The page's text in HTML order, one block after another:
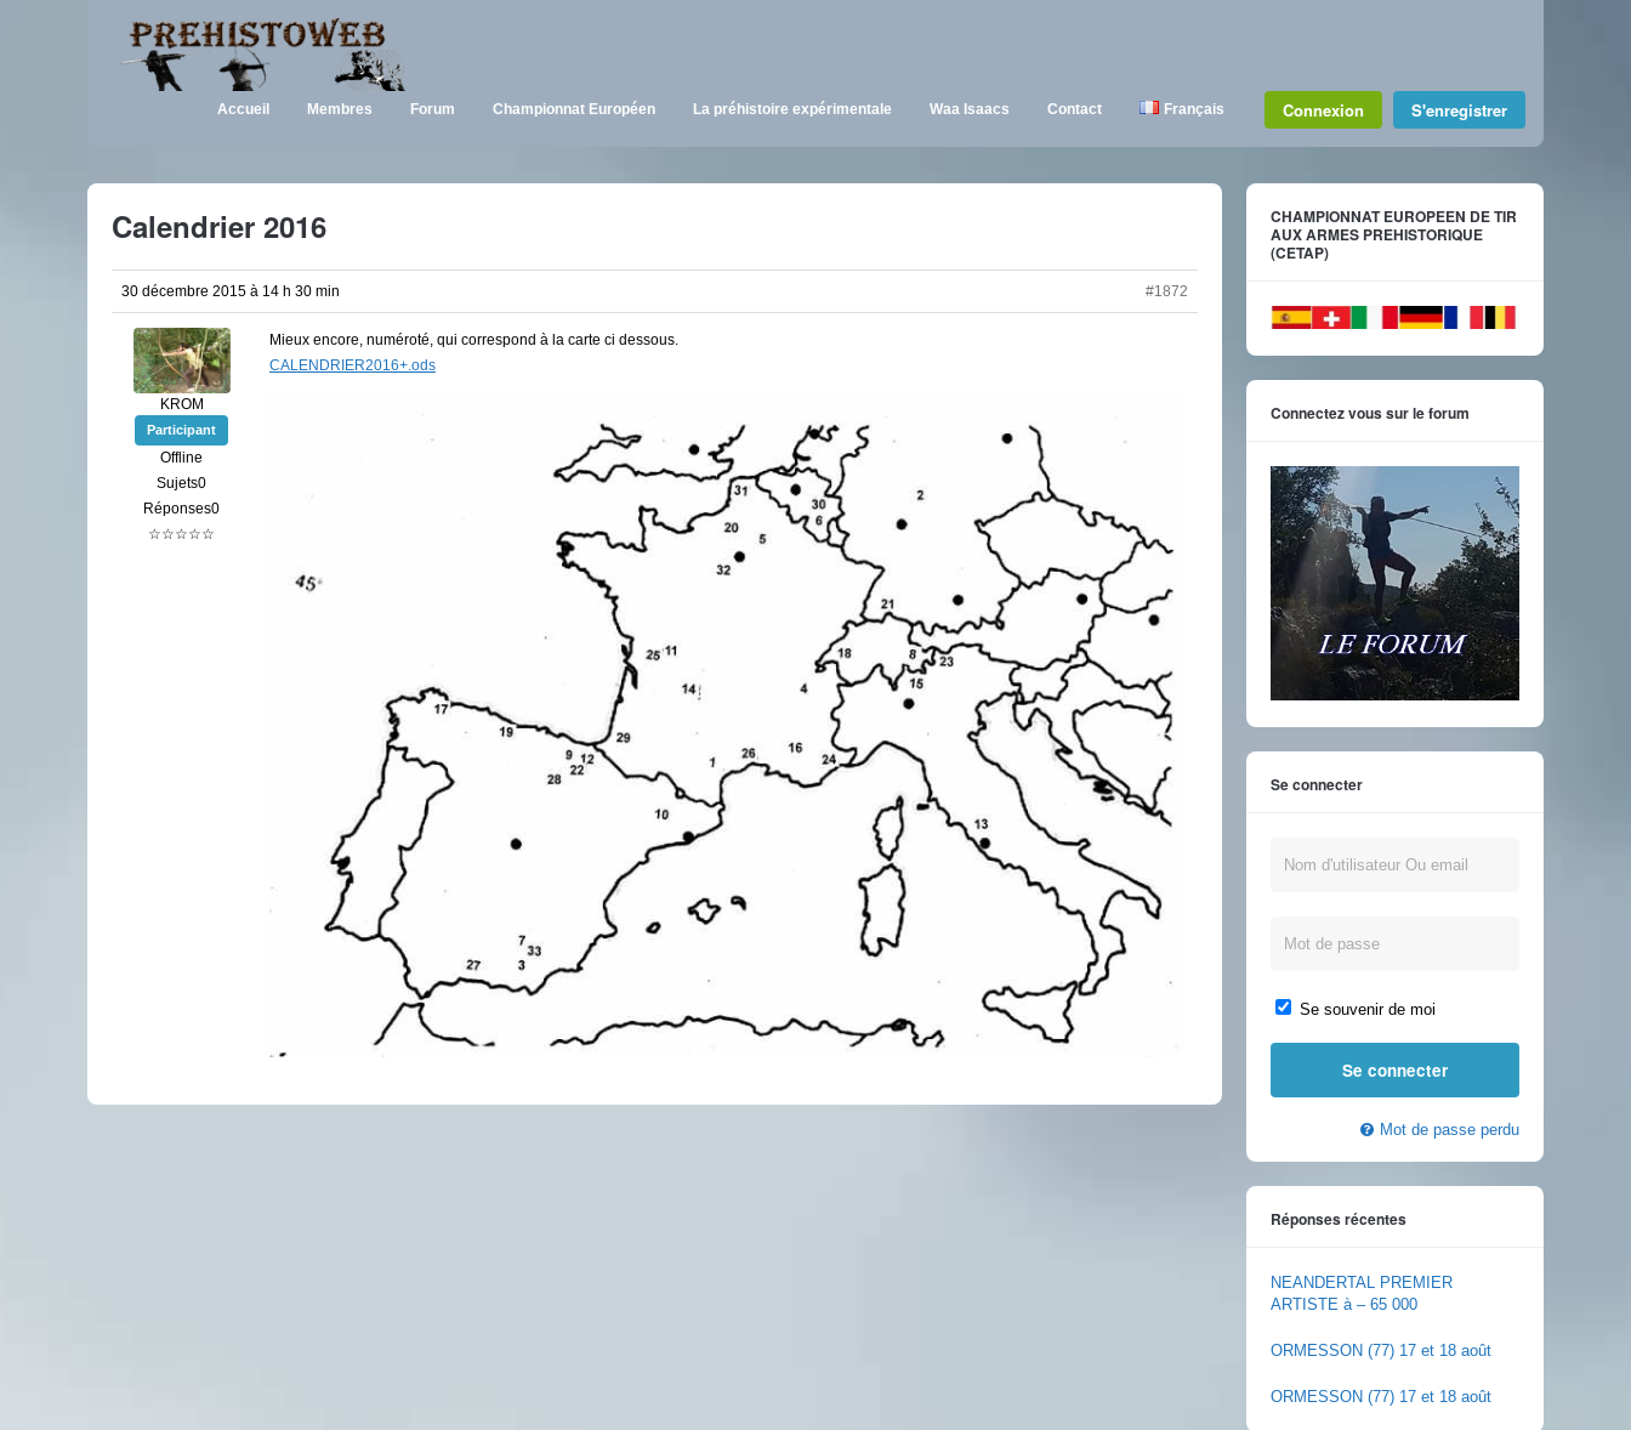
Accueil Membres Forum Championnat Européen La préhistoire expérimentale Waa Isaacs Contact Français Connexion S'enregistrer
Calendrier 2016
30 décembre 2015 à 14 h 30 min #1872
KROM
Participant
Offline
Sujets0
Réponses0
☆☆☆☆☆
Mieux encore, numéroté, qui correspond à la carte ci dessous.
CALENDRIER2016+.ods
CHAMPIONNAT EUROPEEN DE TIR
AUX ARMES PREHISTORIQUE
(CETAP)
Connectez vous sur le forum
Se connecter
Se souvenir de moi
Mot de passe perdu
Réponses récentes
NEANDERTAL PREMIER
ARTISTE à – 65 000
ORMESSON (77) 17 et 18 août
ORMESSON (77) 17 et 18 août